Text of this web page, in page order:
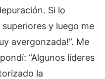
Si lo
y luego me
avergonzada!”. Me
“Algunos líderes
la